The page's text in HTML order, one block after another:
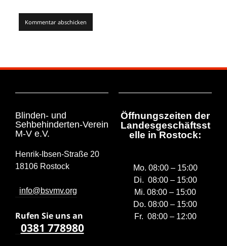
Blinden- und
Sehbehinderten-Verein
M-V e.V.
Henrik-Ibsen-Straße 20
18106 Rostock
info@bsvmv.org
Rufen Sie uns an
0381 778980
Öffnungszeiten der
Landesgeschäftsst
elle in Rostock:
Mo. 08:00 – 15:00
Di. 08:00 – 15:00
Mi. 08:00 – 15:00
Do. 08:00 – 15:00
Fr. 08:00 – 12:00